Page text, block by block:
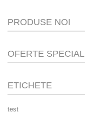
PRODUSE NOI
OFERTE
ETICHETE
test